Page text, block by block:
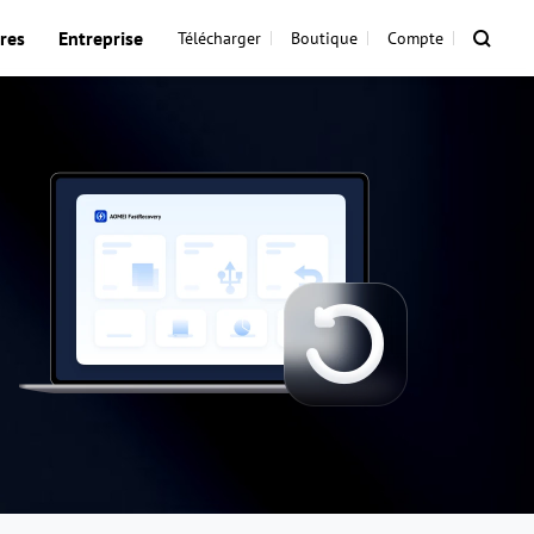
Entreprise Télécharger Boutique Compte